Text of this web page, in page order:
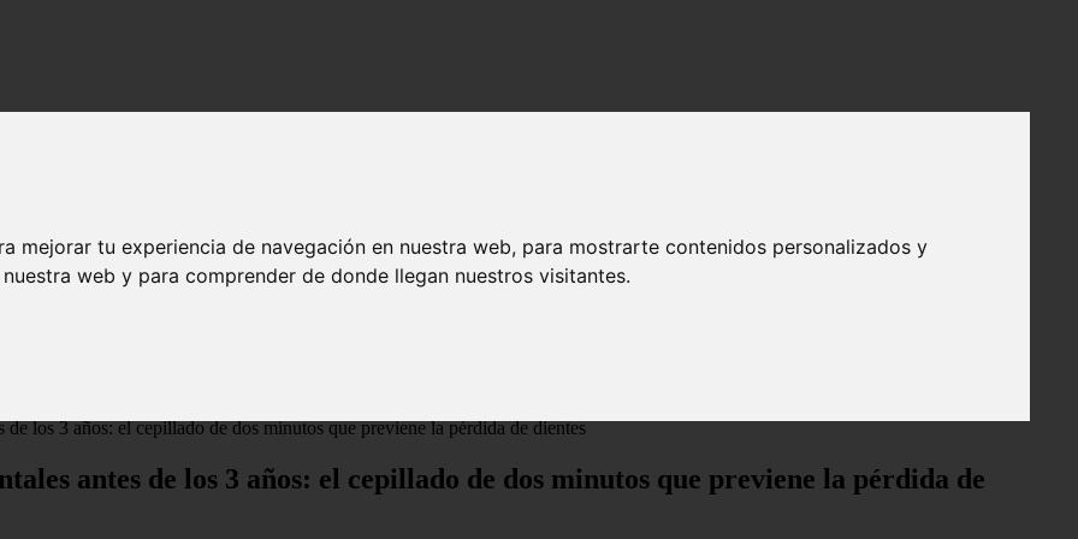
mejorar tu experiencia de navegación en nuestra web, para mostrarte contenidos personalizados y
web y para comprender de donde llegan nuestros visitantes.
los 3 años: el cepillado de dos minutos que previene la pérdida de dientes
antes de los 3 años: el cepillado de dos minutos que previene la pérdida de